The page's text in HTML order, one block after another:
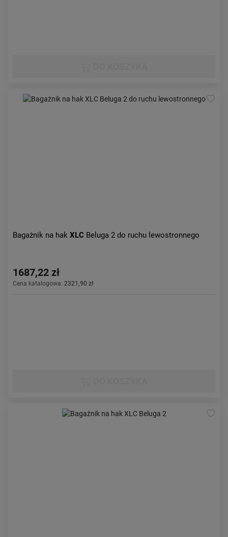
Bagażnik na hak XLC Beluga 2 do ruchu lewostronnego
1687,22 zł
Cena katalogowa: 2321,90 zł